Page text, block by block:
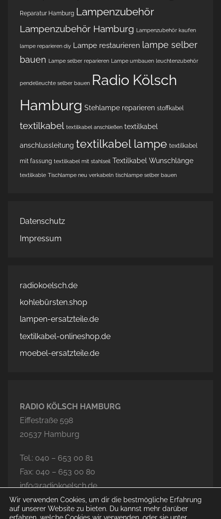
Reparatur Hamburg Lampenzubehör
Lampenzubehör Hamburg Lampenzubehör kaufen
lampe reparieren diy Lampe restaurieren lampe selber
bauen Lampe selber reparieren Lampe umbauen leuchtenzubehör
pendelleuchte selber bauen Radio Kölsch
Hamburg Stehlampe reparieren stoffkabel
textilkabel textilkabel anschließen textilkabel
anschlussleitung textilkabel lampe textilkabel
mit fassung textilkabel mit stahlseil Textilkabel Wunschlänge
textilkable Tischlampe neu verkabeln tischlampe selber bauen
Datenschutz
Impressum
radiokoelsch.de
kohlebürsten.shop
lampen-ersatzteile.de
textilkabel-onlineshop.de
moebel-ersatzteile.de
RADIO KÖLSCH HAMBURG
Eiffestraße 598
20537 Hamburg
Tel.: 040 – 653 00 81
Fax: 040 – 653 00 80
info@radiokoelsch.de
Wir verwenden Cookies, um dir die bestmögliche Erfahrung
auf unserer Website zu bieten. Du kannst mehr darüber